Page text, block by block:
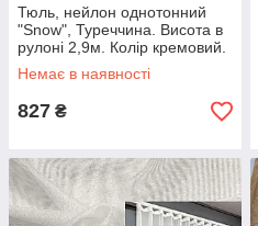
Тюль, нейлон однотонний
"Snow", Туреччина. Висота в
рулоні 2,9м. Колір кремовий.
Код 1203т Готова тюль із
тасьмою (3х2.9м)
Немає в наявності
827 ₴